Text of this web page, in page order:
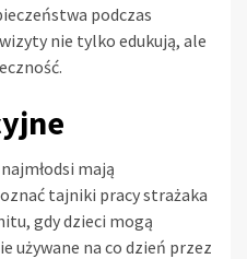
podczas
nie tylko edukują, ale
mają
tajniki pracy strażaka
gdy dzieci mogą
używane na co dzień przez